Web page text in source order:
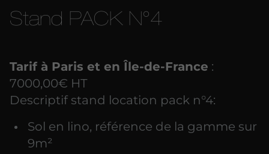
Stand PACK N°4
Tarif à Paris et en Île-de-France :
7000,00€ HT
Descriptif stand location pack n°4:
Sol en lino, référence de la gamme sur
9m²